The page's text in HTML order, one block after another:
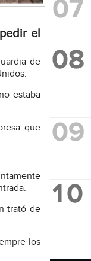
el
de
estaba
que
trató de
los